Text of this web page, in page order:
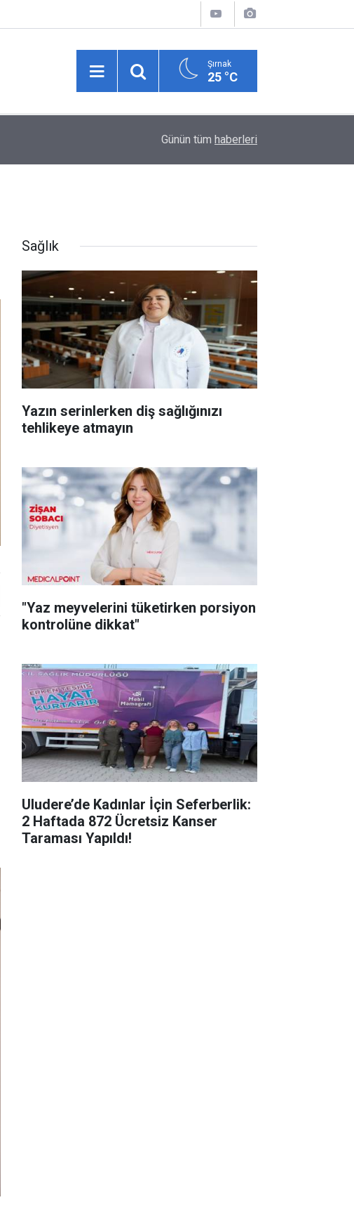
Şırnak
25 °C
Şırnak'ta Yürekleri Ağza Getiren An: Küçük Kız
Günün tüm haberleri
Sağlık
Yazın serinlerken diş sağlığınızı
tehlikeye atmayın
"Yaz meyvelerini tüketirken porsiyon
kontrolüne dikkat"
Uludere’de Kadınlar İçin Seferberlik:
2 Haftada 872 Ücretsiz Kanser
Taraması Yapıldı!